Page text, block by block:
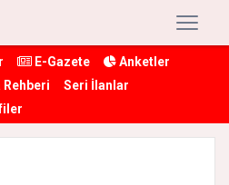
E-Gazete
Anketler
Rehberi
Seri İlanlar